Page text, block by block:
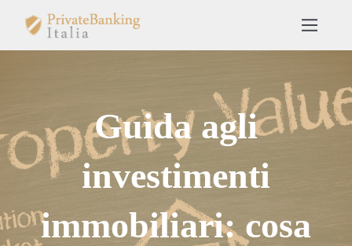
Guida agli
investimenti
immobiliari: cosa